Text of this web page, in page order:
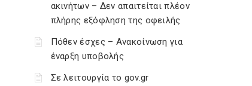
ακινήτων – Δεν απαιτείται πλέον
πλήρης εξόφληση της οφειλής
Πόθεν έσχες – Ανακοίνωση για
έναρξη υποβολής
Σε λειτουργία το gov.gr